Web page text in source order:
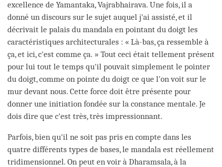
excellence de Yamantaka, Vajrabhairava. Une fois, il a
donné un discours sur le sujet auquel j'ai assisté, et il
décrivait le palais du mandala en pointant du doigt les
caractéristiques architecturales : « Là-bas, ça ressemble à
ça, et ici, c'est comme ça. » Tout ceci était tellement présent
pour lui tout le temps qu'il pouvait simplement le pointer
du doigt, comme on pointe du doigt ce que l'on voit sur le
mur devant nous. Cette force doit être présente pour
donner une initiation fondée sur la constance mentale. Je
dois dire que c'est très, très impressionnant.
Parfois, bien qu'il ne soit pas pris en compte dans les
quatre différents types de bases, le mandala est réellement
tridimensionnel. On peut en voir à Dharamsala, à la